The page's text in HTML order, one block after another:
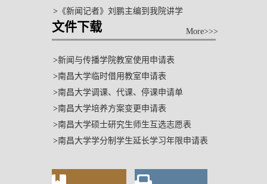
> 《新闻记者》刘鹏主编到我院讲学
文件下载 More>>>
>新闻与传播学院教室使用申请表
>南昌大学临时借用教室申请表
>南昌大学调课、代课、停课申请单
>南昌大学培养方案变更申请表
>南昌大学硕士研究生师生互选志愿表
>南昌大学学分制学生延长学习年限申请表